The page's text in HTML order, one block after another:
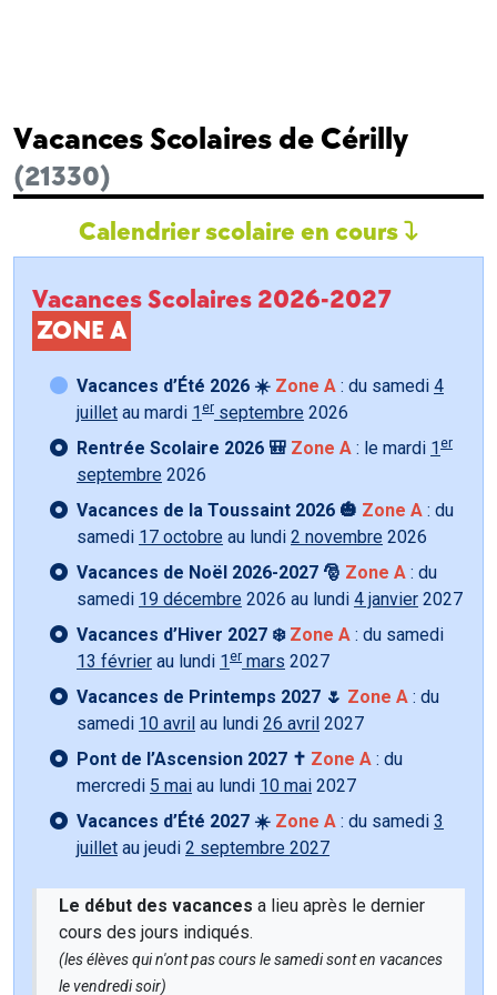
Vacances Scolaires de Cérilly
(21330)
Calendrier scolaire en cours
Vacances Scolaires 2026-2027
ZONE A
Vacances d’Été 2026 ☀️ Zone A : du samedi 4
juillet au mardi 1 er septembre 2026
Rentrée Scolaire 2026 🎒 Zone A : le mardi 1 er
septembre 2026
Vacances de la Toussaint 2026 🎃 Zone A : du
samedi 17 octobre au lundi 2 novembre 2026
Vacances de Noël 2026-2027 🎅 Zone A : du
samedi 19 décembre 2026 au lundi 4 janvier 2027
Vacances d’Hiver 2027 ❄️ Zone A : du samedi
13 février au lundi 1 er mars 2027
Vacances de Printemps 2027 🌷 Zone A : du
samedi 10 avril au lundi 26 avril 2027
Pont de l’Ascension 2027 ✝️ Zone A : du
mercredi 5 mai au lundi 10 mai 2027
Vacances d’Été 2027 ☀️ Zone A : du samedi 3
juillet au jeudi 2 septembre 2027
Le début des vacances a lieu après le dernier
cours des jours indiqués.
(les élèves qui n'ont pas cours le samedi sont en vacances
le vendredi soir)